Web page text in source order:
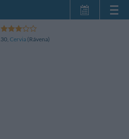
, Cervia (Rávena)